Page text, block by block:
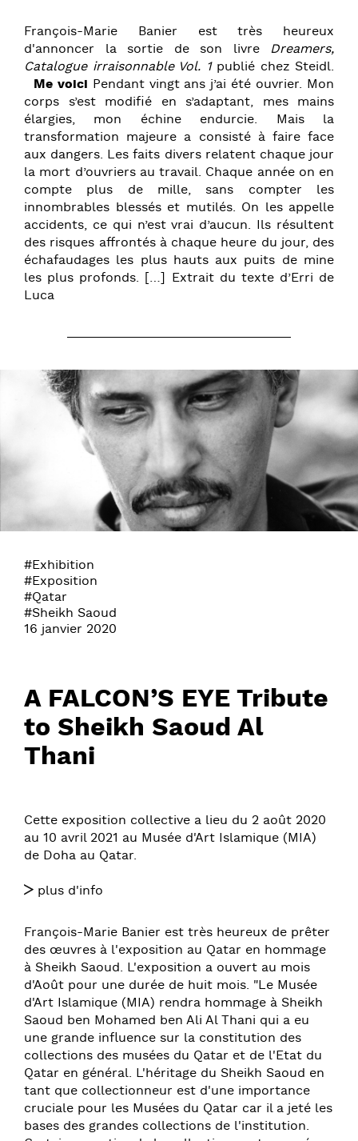
François-Marie Banier est très heureux
d'annoncer la sortie de son livre Dreamers,
Catalogue irraisonnable Vol. 1 publié chez Steidl.
Me voici Pendant vingt ans j’ai été ouvrier. Mon
corps s’est modifié en s’adaptant, mes mains
élargies, mon échine endurcie. Mais la
transformation majeure a consisté à faire face
aux dangers. Les faits divers relatent chaque jour
la mort d’ouvriers au travail. Chaque année on en
compte plus de mille, sans compter les
innombrables blessés et mutilés. On les appelle
accidents, ce qui n’est vrai d’aucun. Ils résultent
des risques affrontés à chaque heure du jour, des
échafaudages les plus hauts aux puits de mine
les plus profonds. […] Extrait du texte d’Erri de
Luca
#Exhibition
#Exposition
#Qatar
#Sheikh Saoud
16 janvier 2020
A FALCON’S EYE Tribute
to Sheikh Saoud Al
Thani
Cette exposition collective a lieu du 2 août 2020
au 10 avril 2021 au Musée d'Art Islamique (MIA)
de Doha au Qatar.
plus d'info
François-Marie Banier est très heureux de prêter
des œuvres à l'exposition au Qatar en hommage
à Sheikh Saoud. L'exposition a ouvert au mois
d'Août pour une durée de huit mois. "Le Musée
d'Art Islamique (MIA) rendra hommage à Sheikh
Saoud ben Mohamed ben Ali Al Thani qui a eu
une grande influence sur la constitution des
collections des musées du Qatar et de l'Etat du
Qatar en général. L'héritage du Sheikh Saoud en
tant que collectionneur est d'une importance
cruciale pour les Musées du Qatar car il a jeté les
bases des grandes collections de l'institution.